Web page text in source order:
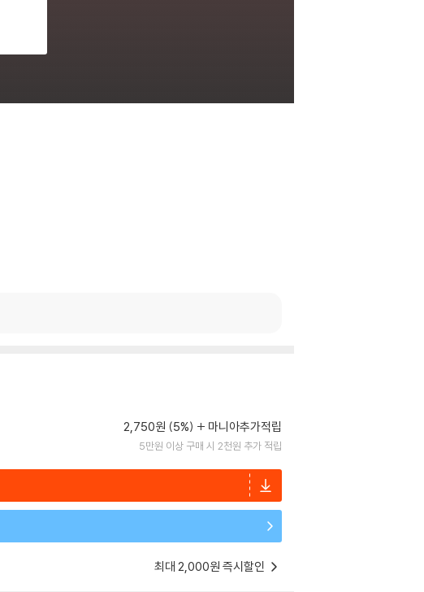
2,750원 (5%) 마니아추가적립
5만원 이상 구매 시 2천원 추가 적립
최대 2,000원 즉시할인